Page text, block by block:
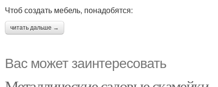
Чтоб создать мебель, понадобятся:
читать дальше →
Вас может заинтересовать